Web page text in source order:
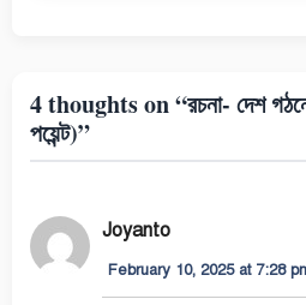
4 thoughts on “রচনা- দেশ
পয়েন্ট)”
Joyanto
February 10, 2025 at 7:28